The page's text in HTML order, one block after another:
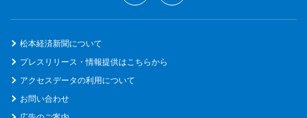
松本経済新聞について
プレスリリース・情報提供はこちらから
アクセスデータの利用について
お問い合わせ